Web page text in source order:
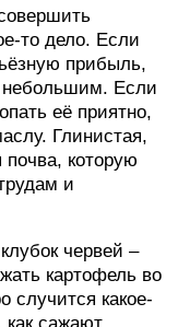
то дело. Если
прибыль,
небольшим. Если
её приятно,
Глинистая,
которую
и
червей –
картофель во
случится какое-